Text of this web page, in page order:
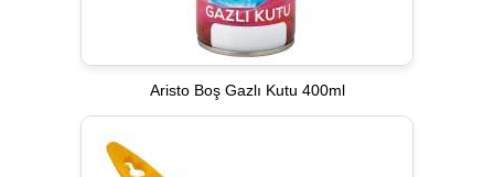
Aristo Boş Gazlı Kutu 400ml